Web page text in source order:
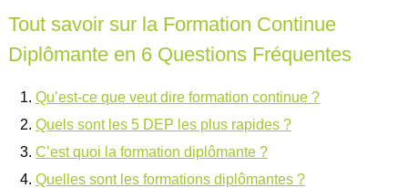
Tout savoir sur la Formation Continue
Diplômante en 6 Questions Fréquentes
Qu’est-ce que veut dire formation continue ?
Quels sont les 5 DEP les plus rapides ?
C’est quoi la formation diplômante ?
Quelles sont les formations diplômantes ?